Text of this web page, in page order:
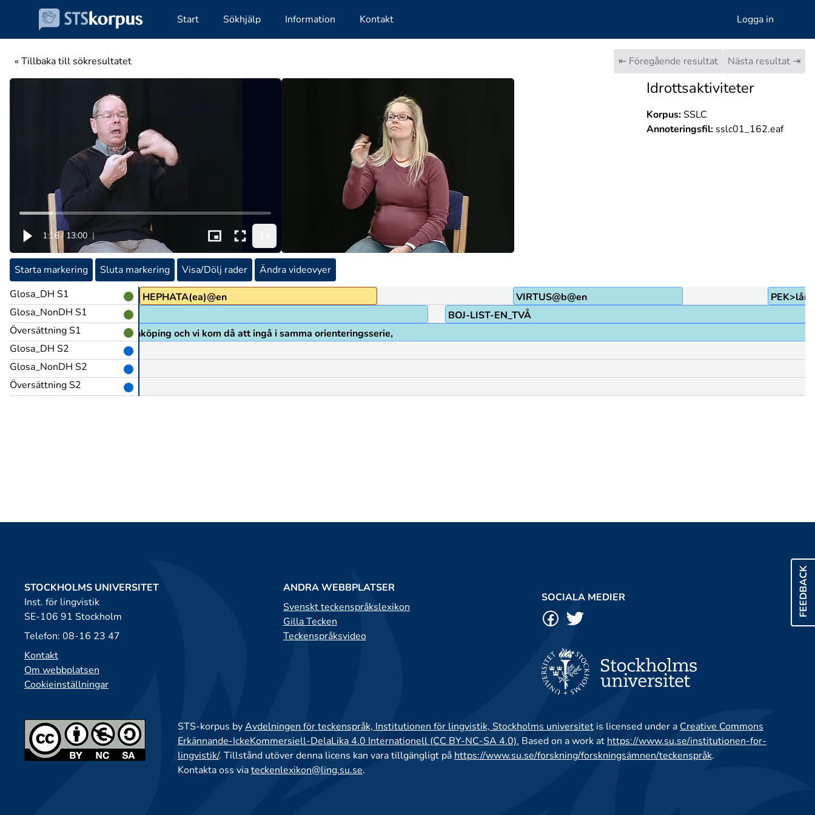
Start Sökhjälp Information Kontakt Logga in
« Tillbaka till sökresultatet ⇤ Föregående resultat Nästa resultat ⇥
1:16 / 13:00 |
Idrottsaktiviteter
Korpus:SSLC
Annoteringsfil:sslc01_162.eaf
Starta markering Sluta markering Visa/Dölj rader
Ändra videovyer
Glosa_DH S1
Glosa_NonDH S1
Översättning S1
Glosa_DH S2
Glosa_NonDH S2
Översättning S2
HEPHATA(ea)@en VIRTUS@b@en
BOJ-LIST-EN
BOJ-LIST-EN_TVÅ
Viritus, Nercia och Jönköping och vi kom då att ingå i samma orienteringsserie,
JA@ub
FEEDBACK
STOCKHOLMS UNIVERSITET
Inst. för lingvistik
SE-106 91 Stockholm
Telefon: 08-16 23 47
Kontakt
Om webbplatsen
Cookieinställningar
ANDRA WEBBPLATSER
Svenskt teckenspråkslexikon
Gilla Tecken
Teckenspråksvideo
SOCIALA MEDIER
STS-korpus byAvdelningen för teckenspråk, Institutionen för lingvistik, Stockholms universitetis licensed under a Creative Commons
Erkännande-IckeKommersiell-DelaLika 4.0 Internationell (CC BY-NC-SA 4.0). Based on a work at https://www.su.se/institutionen-for-
lingvistik/. Tillstånd utöver denna licens kan vara tillgängligt på https://www.su.se/forskning/forskningsämnen/teckenspråk.
Kontakta oss viateckenlexikon@ling.su.se.